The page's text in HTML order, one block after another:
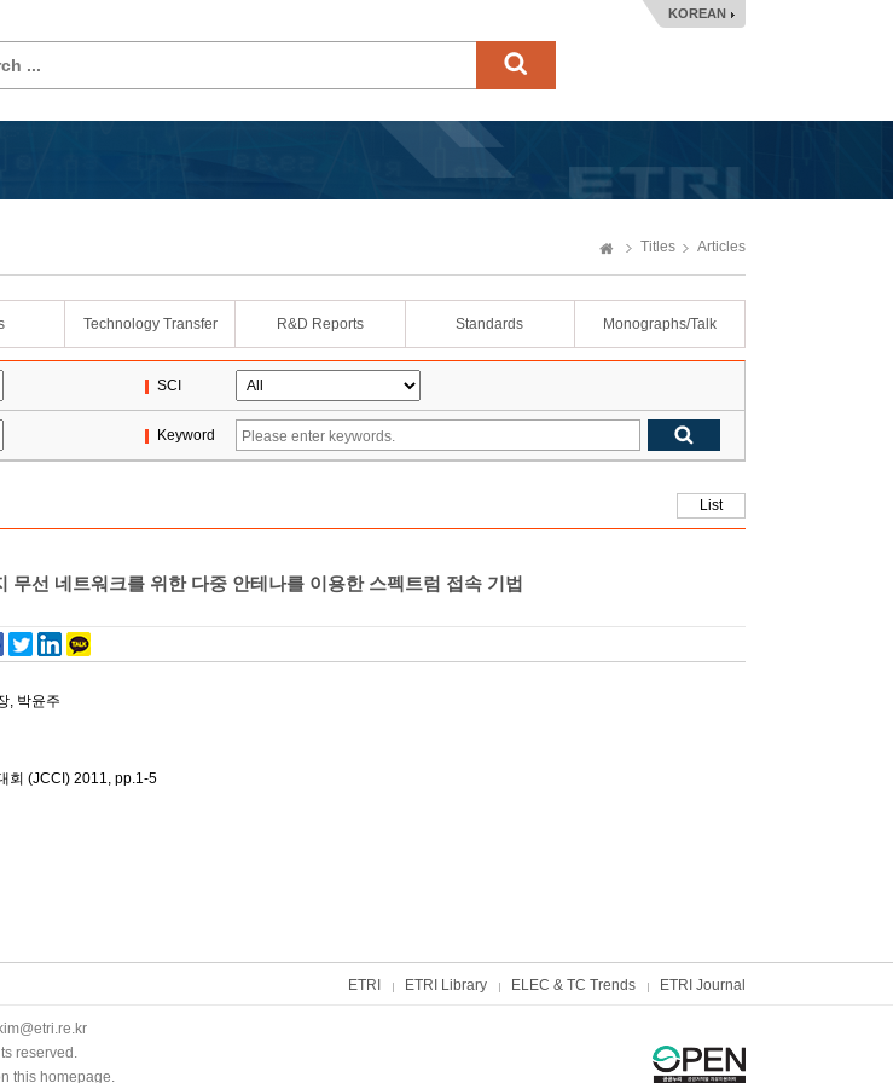
KOREAN
Titles Articles
Technology Transfer R&D Reports Standards Monographs/Talk
SCI
Keyword
List
무선 네트워크를 위한 다중 안테나를 이용한 스펙트럼 접속 기법
, 박윤주
회 (JCCI) 2011, pp.1-5
ETRI ETRI Library ELEC & TC Trends ETRI Journal
reserved.
this homepage.